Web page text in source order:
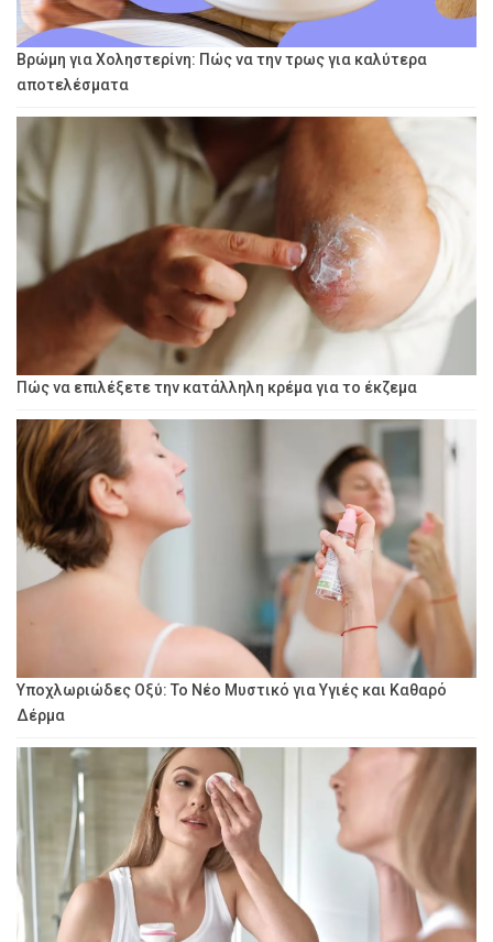
Βρώμη για Χοληστερίνη: Πώς να την τρως για καλύτερα
αποτελέσματα
Πώς να επιλέξετε την κατάλληλη κρέμα για το έκζεμα
Υποχλωριώδες Οξύ: Το Νέο Μυστικό για Υγιές και Καθαρό
Δέρμα